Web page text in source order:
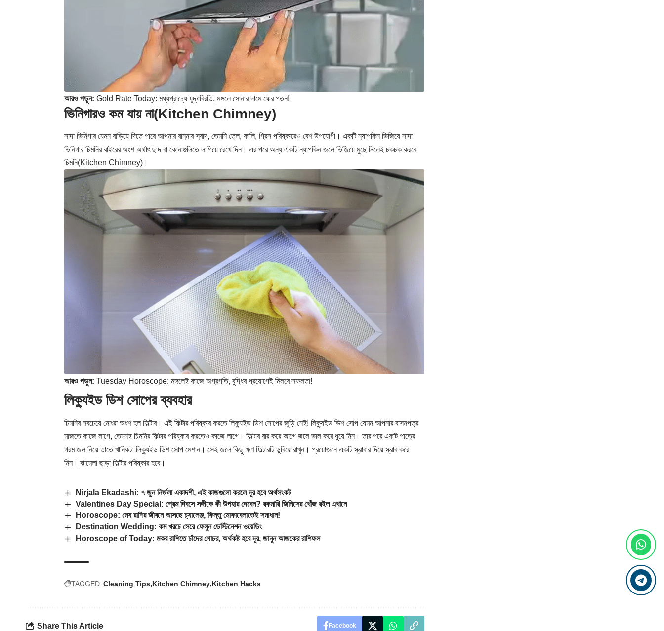
আরও পড়ুন: Gold Rate Today: মধ্যপ্রাচ্যে যুদ্ধবিরতি, মঙ্গলে সোনার দামে ফের পতন!
ভিনিগারও কম যায় না(Kitchen Chimney)
সাদা ভিনিগার যেমন বাড়িয়ে দিতে পারে আপনার রান্নার স্বাদ, তেমনি তেল, কালি, গ্রিস পরিষ্কারেও বেশ উপযোগী। একটি ন্যাপকিন ভিজিয়ে সাদা
ভিনিগার চিমনির বাইরের অংশ অর্থাৎ ছাদ বা কোনাগুলিতে লাগিয়ে রেখে দিন। এর পরে অন্য একটি ন্যাপকিন জলে ভিজিয়ে মুছে নিলেই চকচক করবে
চিমনি(Kitchen Chimney)।
আরও পড়ুন: Tuesday Horoscope: মঙ্গলেই কাজে অগ্রগতি, বুদ্ধির প্রয়োগেই মিলবে সফলতা!
লিক্যুইড ডিশ সোপের ব্যবহার
চিমনির সবচেয়ে নোংরা অংশ হল ফিল্টার। এই ফিল্টার পরিষ্কার করতে লিক্যুইড ডিশ সোপের জুড়ি নেই! লিক্যুইড ডিশ সোপ যেমন আপনার বাসনপত্র
মাজতে কাজে লাগে, তেমনই চিমনির ফিল্টার পরিষ্কার করতেও কাজে লাগে। ফিল্টার বার করে আগে জলে ভাল করে ধুয়ে নিন। তার পরে একটি পাত্রে
গরম জল নিয়ে তাতে খানিকটা লিক্যুইড ডিশ সোপ মেশান। সেই জলে কিছু ক্ষণ ফিল্টারটি ডুবিয়ে রাখুন। প্রয়োজনে একটি স্ক্রাবার দিয়ে স্ক্রাব করে
নিন। ঝামেলা ছাড়া ফিল্টার পরিষ্কার হবে।
Nirjala Ekadashi: ৭ জুন নির্জলা একাদশী, এই কাজগুলো করলে দূর হবে অর্থসংকট
Valentines Day Special: প্রেম দিবসে সঙ্গীকে কী উপহার দেবেন? রকমারি জিনিসের খোঁজ রইল এখানে
Horoscope: মেষ রাশির জীবনে আসছে চ্যালেঞ্জ, কিন্তু মোকাবেলাতেই সমাধান!
Destination Wedding: কম খরচে সেরে ফেলুন ডেস্টিনেশন ওয়েডিং
Horoscope of Today: মকর রাশিতে চাঁদের গোচর, অর্থকষ্ট হবে দূর, জানুন আজকের রাশিফল
TAGGED: Cleaning Tips Kitchen Chimney Kitchen Hacks
Share This Article Facebook